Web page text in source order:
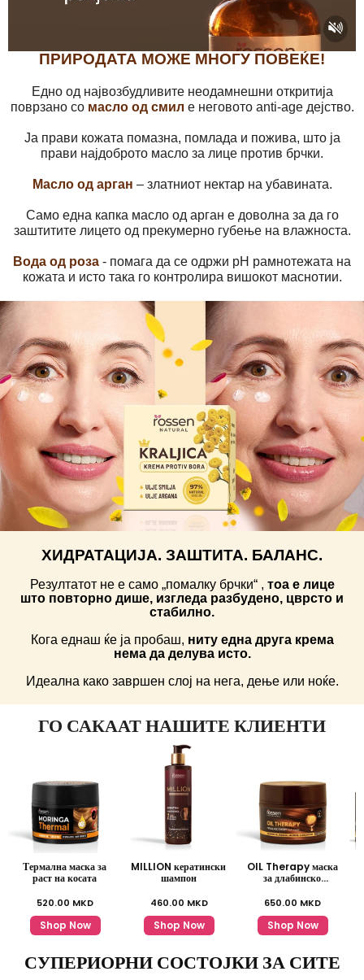
ПРИРОДАТА МОЖЕ МНОГУ ПОВЕЌЕ!
Едно од највозбудливите неодамнешни откритија
поврзано со масло од смил е неговото anti-age дејство.
Ја прави кожата помазна, помлада и пожива, што ја
прави најдоброто масло за лице против брчки.
Масло од арган – златниот нектар на убавината.
Само една капка масло од арган е доволна за да го
заштитите лицето од прекумерно губење на влажноста.
Вода од роза - помага да се одржи pH рамнотежата на
кожата и исто така го контролира вишокот маснотии.
ХИДРАТАЦИЈА. ЗАШТИТА. БАЛАНС.
Резултатот не е само „помалку брчки“ , тоа е лице
што повторно дише, изгледа разбудено, цврсто и
стабилно.
Кога еднаш ќе ја пробаш, ниту една друга крема
нема да делува исто.
Идеална како завршен слој на нега, дење или ноќе.
ГО САКААТ НАШИТЕ КЛИЕНТИ
Термална маска за
раст на косата
520.00 MKD
Shop Now
MILLION кератински
шампон
460.00 MKD
Shop Now
OIL Therapy маска
за длабинско
650.00 MKD
Shop Now
СУПЕРИОРНИ СОСТОЈКИ ЗА СИТЕ